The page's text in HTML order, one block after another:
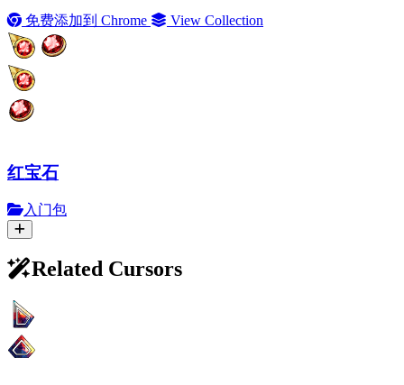
免费添加到 Chrome View Collection
红宝石
入门包
Related Cursors